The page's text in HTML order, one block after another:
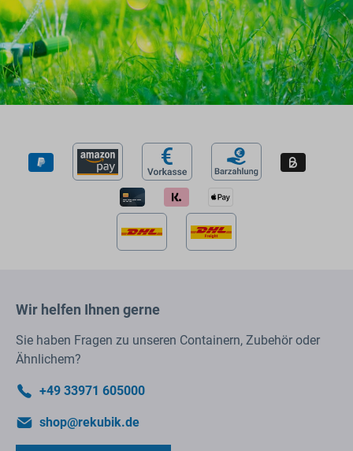
Wir helfen Ihnen gerne
Sie haben Fragen zu unseren Containern, Zubehör oder
Ähnlichem?
+49 33971 605000
shop@rekubik.de